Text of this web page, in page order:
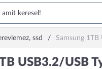
ssd Samsung
USB3.2/USB